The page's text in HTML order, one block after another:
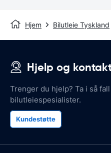
Hjem Bilutleie Tyskland
Hjelp og
Trenger du hjelp? Ta i så
bilutleiespesialister.
Kundestøtte